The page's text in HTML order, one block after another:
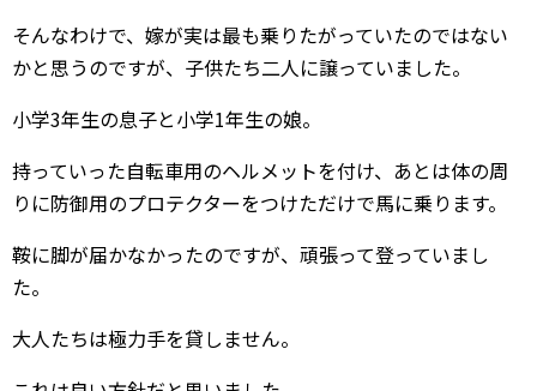
そんなわけで、嫁が実は最も乗りたがっていたのではない
かと思うのですが、子供たち二人に譲っていました。
小学3年生の息子と小学1年生の娘。
持っていった自転車用のヘルメットを付け、あとは体の周
りに防御用のプロテクターをつけただけで馬に乗ります。
鞍に脚が届かなかったのですが、頑張って登っていまし
た。
大人たちは極力手を貸しません。